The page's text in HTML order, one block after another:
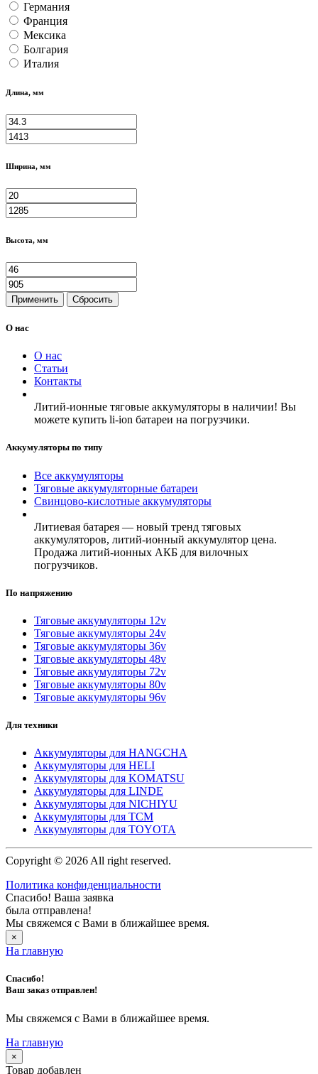
Германия
Франция
Мексика
Болгария
Италия
Длина, мм
Ширина, мм
Высота, мм
Применить Сбросить
О нас
О нас
Статьи
Контакты
Литий-ионные тяговые аккумуляторы в наличии! Вы
можете купить li-ion батареи на погрузчики.
Аккумуляторы по типу
Все аккумуляторы
Тяговые аккумуляторные батареи
Свинцово-кислотные аккумуляторы
Литиевая батарея — новый тренд тяговых
аккумуляторов, литий-ионный аккумулятор цена.
Продажа литий-ионных АКБ для вилочных
погрузчиков.
По напряжению
Тяговые аккумуляторы 12v
Тяговые аккумуляторы 24v
Тяговые аккумуляторы 36v
Тяговые аккумуляторы 48v
Тяговые аккумуляторы 72v
Тяговые аккумуляторы 80v
Тяговые аккумуляторы 96v
Для техники
Аккумуляторы для HANGCHA
Аккумуляторы для HELI
Аккумуляторы для KOMATSU
Аккумуляторы для LINDE
Аккумуляторы для NICHIYU
Аккумуляторы для TCM
Аккумуляторы для TOYOTA
Copyright © 2026 All right reserved.
Политика конфиденциальности
Спасибо! Ваша заявка
была отправлена!
Мы свяжемся с Вами в ближайшее время.
×
На главную
Спасибо!
Ваш заказ отправлен!
Мы свяжемся с Вами в ближайшее время.
На главную
×
Товар добавлен